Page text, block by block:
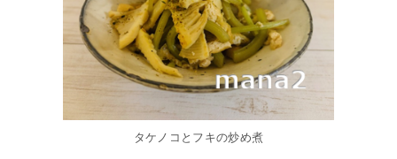
タケノコとフキの炒め煮